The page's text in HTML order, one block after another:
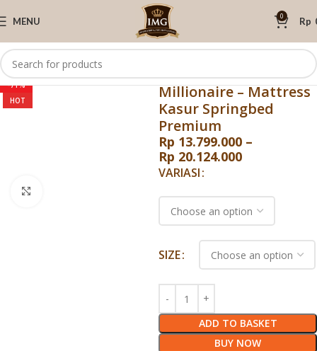
MENU 0 Rp
Home Lady Americana
-71%
HOT
Lady Americana
Millionaire – Mattress
Kasur Springbed
Premium
Rp 13.799.000 –
Rp 20.124.000
VARIASI
SIZE
ADD TO BASKET
BUY NOW